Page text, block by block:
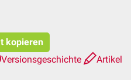
kopieren
Versionsgeschichte
Artikel